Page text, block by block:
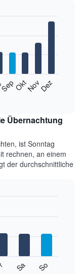
OktNovDez
Übernachtung
ist Sonntag
rechnen, an einem
der durchschnittliche
Sa So